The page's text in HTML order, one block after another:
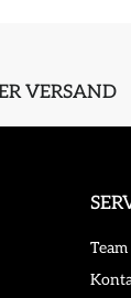
VERSAND
Team